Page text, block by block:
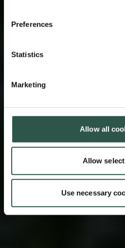
Preferences
Statistics
Marketing
Allow all
Allow
Use necessary